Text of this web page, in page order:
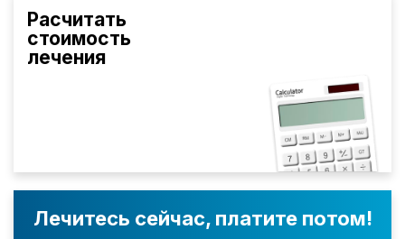
Расчитать
стоимость
лечения
Лечитесь сейчас, платите потом!